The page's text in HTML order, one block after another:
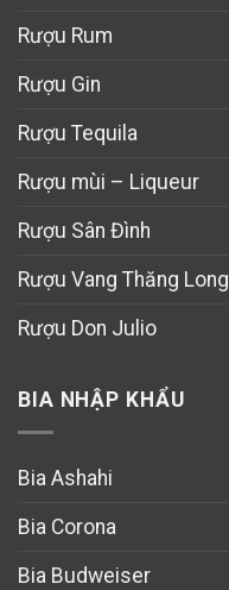
Rượu Rum
Rượu Gin
Rượu Tequila
Rượu mùi – Liqueur
Rượu Sân Đình
Rượu Vang Thăng Long
Rượu Don Julio
BIA NHẬP KHẨU
Bia Ashahi
Bia Corona
Bia Budweiser